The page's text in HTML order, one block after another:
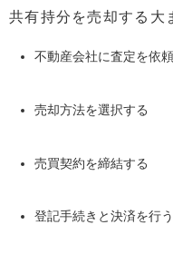
共有持分を売却する大
不動産会社に査定を依
売却方法を選択する
売買契約を締結する
登記手続きと決済を行う